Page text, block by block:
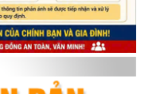
pháp về dân sự và